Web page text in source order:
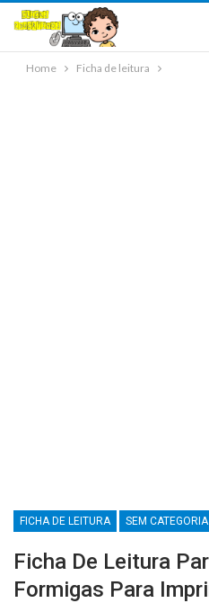
Home Ficha de leitura
FICHA DE LEITURA SEM CATEGORIA
Ficha De Leitura
Formigas Para